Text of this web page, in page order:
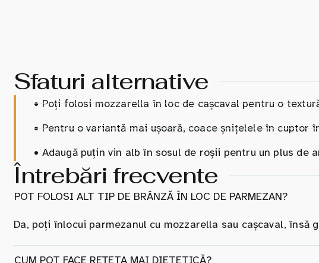
Sfaturi alternative
•Poți folosi mozzarella în loc de cașcaval pentru o
•Pentru o variantă mai ușoară, coace șnițelele în cuptor
• Adaugă puțin vin alb în sosul de roșii pentru un plus de
Întrebări frecvente
POT FOLOSI ALT TIP DE BRÂNZĂ ÎN LOC DE PARMEZAN?
Da, poți înlocui parmezanul cu mozzarella sau cașcaval,
CUM POT FACE REȚETA MAI DIETETICĂ?